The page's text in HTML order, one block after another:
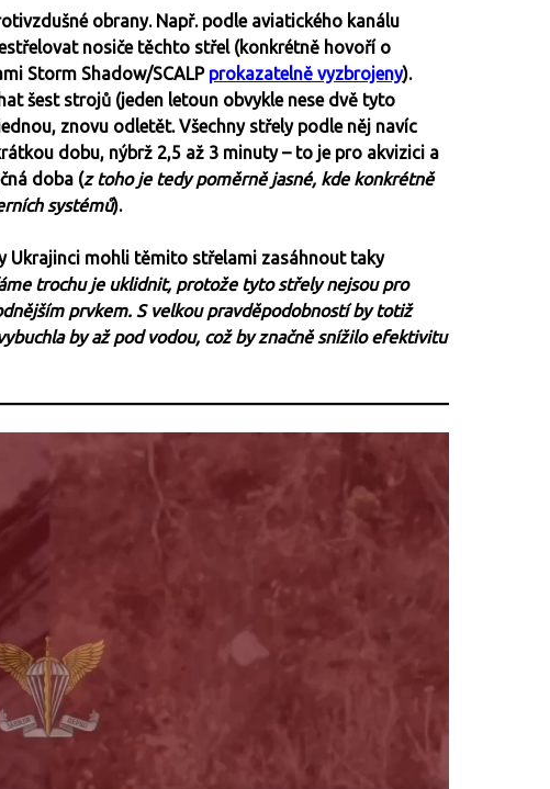
obrany. Např. podle aviatického kanálu
nosiče těchto střel (konkrétně hovoří o
Storm Shadow/SCALP prokazatelně vyzbrojeny).
šest strojů (jeden letoun obvykle nese dvě tyto
znovu odletět. Všechny střely podle něj navíc
dobu, nýbrž 2,5 až 3 minuty – to je pro akvizici a
doba (z toho je tedy poměrně jasné, kde konkrétně
systémů).
Ukrajinci mohli těmito střelami zasáhnout taky
trochu je uklidnit, protože tyto střely nejsou pro
prvkem. S velkou pravděpodobností by totiž
by až pod vodou, což by značně snížilo efektivitu